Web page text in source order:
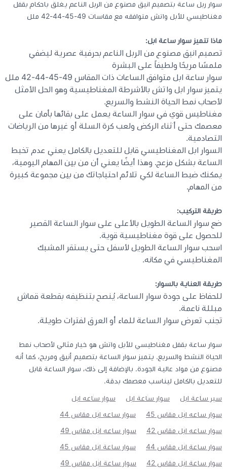
الكابلات والمحولات
شنط لابتوب - كمبيوتر
أجهزة الشبكة والراوترات
وصلات الوسائط و موزع يو اس بي Hub
سوار ربل ساعة بتصميم انيق مصنوع من الربل الناعم يغلق باحكام بقفل
مغناطيسي للأبل واتش متوافقه مع مقاسات 49-45-44-42 ملل
ماذا تتميز سوار ساعة ابل:
تصميم انيق مصنوع من الربل الناعم بحرفية عصرية ليضفي
ملمسًا مريحًا ولطيفاً على البشرة
سوار ساعة ابل متوافق الساعات ذات المقاس 49-45-44-42 ملل
يتميز سوار ابل واتش بالأشرطة المغناطيسية وهو الحل الأمثل
لأصحاب نمط الحياة النشط والسريع.
مغناطيس قوي في سوار الساعة يعمل على بقائها بأمان على
معصمك حتى أثناء الركض ولعب كرة السلة أو غيرها من الرياضات
التصادمية.
السوار ابل المغناطيسي قابل للتعديل بالكامل يعني عدم تخبط
الساعة بشكل مزعج. وهذا أيضًا يعني أن من بين المهام اليومية،
يمكنك ضبط الساعة لكي تلائم احتياجاتك من بين مجموعة كبيرة
من المهام.
طريقة التركيب:
ضع سوار الساعة الطويل بالأعلى على سوار الساعة القصير
للحصول على قوة مغناطيسية قوية.
اسحب سوار الساعة الطويل لأسفل حتى يستقر المشبك
المغناطيسي في مكانه.
طريقة العناية بالسوار:
للحفاظ على جودة سوار الساعة، يُنصح بتنظيفه بقطعة قماش
مبللة ناعمة.
تجنب تعرض سوار الساعة للماء أو العرق لفترات طويلة.
سوار ساعة بقفل مغناطيسي للأبل واتش هو خيار مثالي لأصحاب نمط
الحياة النشط والسريع. يتميز سوار الساعة بتصميم أنيق ومريح، كما أنه
مصنوع من مواد عالية الجودة. بالإضافة إلى ذلك، سوار الساعة قابل
للتعديل بالكامل ليناسب معصمك بدقة.
سير ساعة ابل سوار ساعة ابل سوار ساعه ابل
سوار ساعه ابل مقاس 45 سوار ساعه ابل مقاس 44
سوار ساعه ابل مقاس 42 سوار ساعه ابل مقاس 49
سوار ساعة ابل مقاس 44 سوار ساعة ابل مقاس 45
سوار ساعة ابل مقاس 42 سوار ساعة ابل مقاس 49